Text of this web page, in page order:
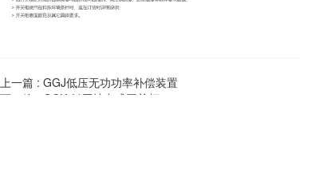
上一篇 : GGJ低压无功功率补偿装置
下一篇 :
GCK 低压抽出式开关柜